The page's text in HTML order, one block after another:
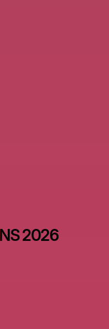
2026